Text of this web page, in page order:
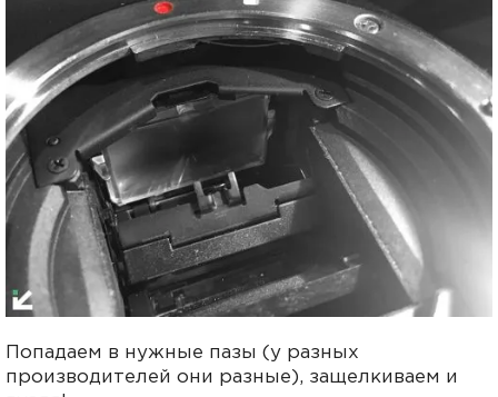
Попадаем в нужные пазы (у разных
производителей они разные), защелкиваем и